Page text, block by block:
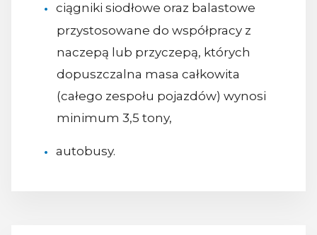
ciągniki siodłowe oraz balastowe
przystosowane do współpracy z
naczepą lub przyczepą, których
dopuszczalna masa całkowita
(całego zespołu pojazdów) wynosi
minimum 3,5 tony,
autobusy.